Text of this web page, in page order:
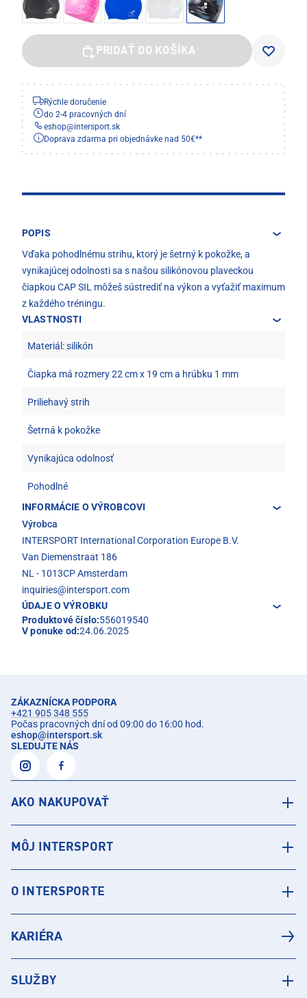
PRIDAŤ DO KOŠÍKA
Rýchle doručenie
do 2-4 pracovných dní
eshop@intersport.sk
Doprava zdarma pri objednávke nad 50€**
POPIS
Vďaka pohodlnému strihu, ktorý je šetrný k pokožke, a
vynikajúcej odolnosti sa s našou silikónovou plaveckou
čiapkou CAP SIL môžeš sústrediť na výkon a vyťažiť maximum
z každého tréningu.
VLASTNOSTI
Materiál: silikón
Čiapka má rozmery 22 cm x 19 cm a hrúbku 1 mm
Priliehavý strih
Šetrná k pokožke
Vynikajúca odolnosť
Pohodlné
INFORMÁCIE O VÝROBCOVI
Výrobca
INTERSPORT International Corporation Europe B.V.
Van Diemenstraat 186
NL - 1013CP Amsterdam
inquiries@intersport.com
ÚDAJE O VÝROBKU
Produktové číslo:556019540
V ponuke od:24.06.2025
ZÁKAZNÍCKA PODPORA
+421 905 348 555
Počas pracovných dní od 09:00 do 16:00 hod.
eshop@intersport.sk
SLEDUJTE NÁS
AKO NAKUPOVAŤ
MÔJ INTERSPORT
O INTERSPORTE
KARIÉRA
SLUŽBY